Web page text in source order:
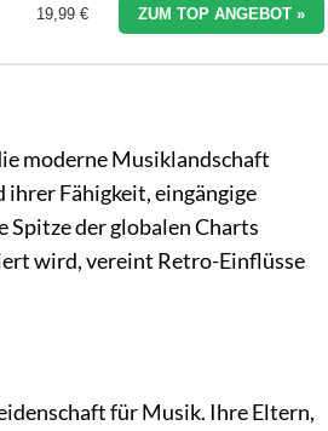
19,99 € ZUM TOP ANGEBOT »
moderne Musiklandschaft
Fähigkeit, eingängige
Spitze der globalen Charts
wird, vereint Retro-Einflüsse
für Musik. Ihre Eltern,